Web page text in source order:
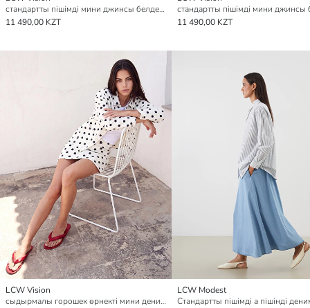
стандартты пішімді мини джинсы белдемше
11 490,00 KZT
11 490,00 KZT
LCW Vision
сыдырмалы горошек өрнекті мини деним белдемше
LCW Modest